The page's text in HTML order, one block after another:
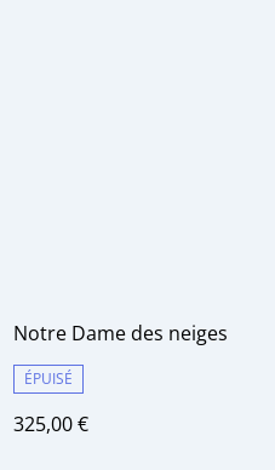
Notre Dame des neiges
ÉPUISÉ
325,00 €